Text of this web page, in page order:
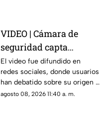
VIDEO | Cámara de
seguridad capta
IMPACTANTE
APARICIÓN fantasmal
en estacionamiento de
residencial
El video fue difundido en
redes sociales, donde usuarios
han debatido sobre su origen y
veracidad.
agosto 08, 2026 11:40 a. m.